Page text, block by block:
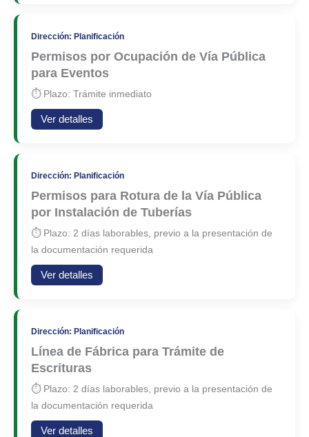
Dirección: Planificación
Permisos por Ocupación de Vía Pública
para Eventos
⏱ Plazo: Trámite inmediato
Ver detalles
Dirección: Planificación
Permisos para Rotura de la Vía Pública
por Instalación de Tuberías
⏱ Plazo: 2 días laborables, previo a la presentación de
la documentación requerida
Ver detalles
Dirección: Planificación
Línea de Fábrica para Trámite de
Escrituras
⏱ Plazo: 2 días laborables, previo a la presentación de
la documentación requerida
Ver detalles